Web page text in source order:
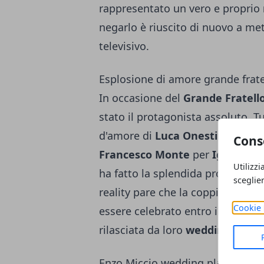
Cookie
rappresentato un vero e
negarlo è riuscito di nuovo a
televisivo.
Esplosione di amore grande
In occasione del Grande
stato il protagonista assoluto.
d'amore di Luca Onestini e
Francesco Monte per Ignazio
ha fatto la splendida proposta
reality pare che la coppia sia
essere celebrato entro il 2018.
rilasciata da loro wedding